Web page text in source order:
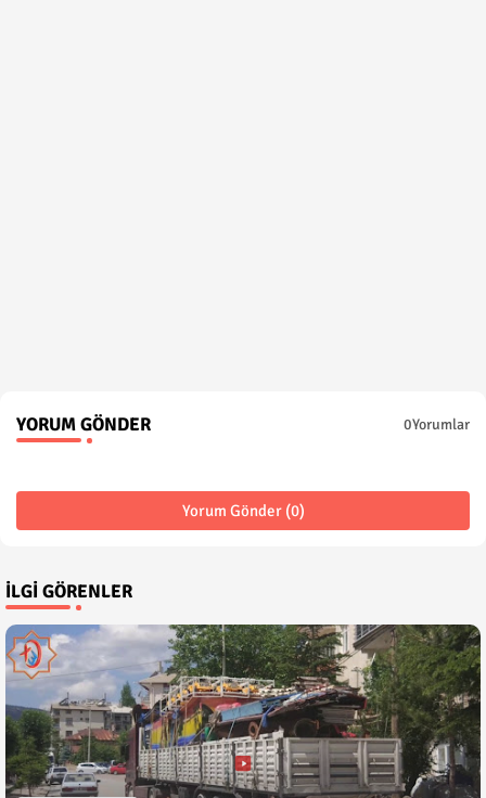
YORUM GÖNDER 0Yorumlar
Yorum Gönder (0)
İLGI GÖRENLER